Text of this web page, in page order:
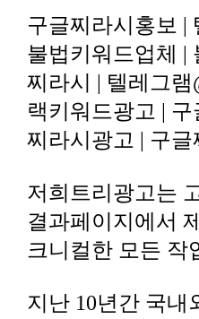
구글찌라시홍보 |
불법키워드업체 |
찌라시 | 텔레그램
랙키워드광고 |
찌라시광고 | 구
저희트리광고는
결과페이지에서
크니컬한 모든 작
지난 10년간 국내